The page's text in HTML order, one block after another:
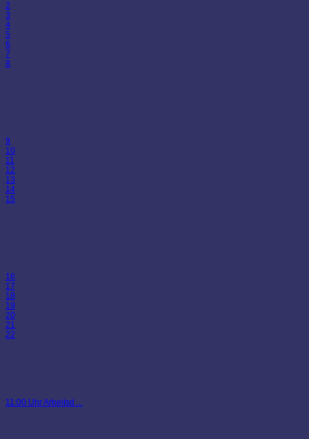
2
3
4
5
6
7
8
9
10
11
12
13
14
15
16
17
18
19
20
21
22
11:00 Uhr Arbeitsd ...